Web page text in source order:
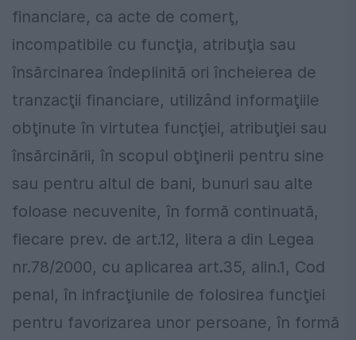
financiare, ca acte de comerţ,
incompatibile cu funcţia, atribuţia sau
însărcinarea îndeplinită ori încheierea de
tranzacţii financiare, utilizând informaţiile
obţinute în virtutea funcţiei, atribuţiei sau
însărcinării, în scopul obţinerii pentru sine
sau pentru altul de bani, bunuri sau alte
foloase necuvenite, în formă continuată,
fiecare prev. de art.12, litera a din Legea
nr.78/2000, cu aplicarea art.35, alin.1, Cod
penal, în infracţiunile de folosirea funcţiei
pentru favorizarea unor persoane, în formă